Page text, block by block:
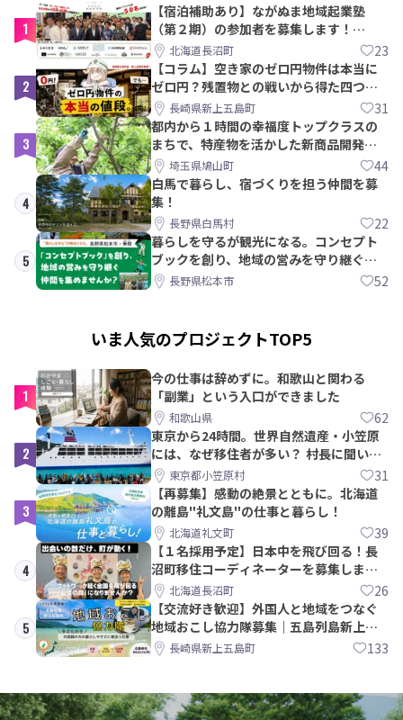
1
【宿泊補助あり】ながぬま地域起業塾
（第２期）の参加者を募集します！
【8/21〆】
北海道長沼町 23
2
【コラム】空き家のゼロ円物件は本当に
ゼロ円？残置物との戦いから得た四つの
教訓｜新上五島町
長崎県新上五島町 31
3
都内から１時間の幸福度トップクラスの
まちで、特産物を活かした新商品開発＆
PRメンバー募集！
埼玉県鳩山町 44
4
白馬で暮らし、宿づくりを担う仲間を募
集！
長野県白馬村 22
5
暮らしを守るが観光になる。コンセプト
ブックを創り、地域の営みを守り継ぐ仲
間を集めませんか？
長野県松本市 52
いま人気のプロジェクトTOP5
1
今の仕事は辞めずに。和歌山と関わる
「副業」という入口ができました
和歌山県 62
2
東京から24時間。世界自然遺産・小笠原
には、なぜ移住者が多い？ 村長に聞いて
みた東京都小笠原村 31
3
【再募集】感動の絶景とともに。北海道
の離島"礼文島"の仕事と暮らし！
北海道礼文町 39
4
【１名採用予定】日本中を飛び回る！長
沼町移住コーディネーターを募集しま
す！北海道長沼町 26
5
【交流好き歓迎】外国人と地域をつなぐ
地域おこし協力隊募集｜五島列島新上五
島町長崎県新上五島町 133